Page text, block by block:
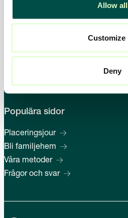
Allow all
Customize
Deny
Övrig information
Kontakt
Jobba hos oss
Populära sidor
Placeringsjour
Bli familjehem
Våra metoder
Frågor och svar